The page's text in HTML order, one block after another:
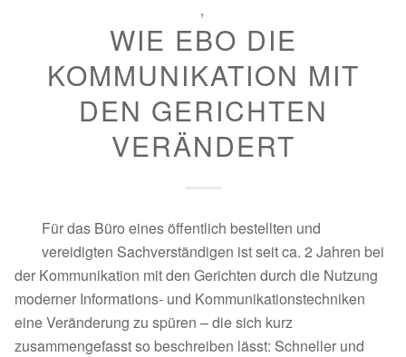
,
WIE EBO DIE
KOMMUNIKATION MIT
DEN GERICHTEN
VERÄNDERT
Für das Büro eines öffentlich bestellten und
vereidigten Sachverständigen ist seit ca. 2 Jahren bei
der Kommunikation mit den Gerichten durch die Nutzung
moderner Informations- und Kommunikationstechniken
eine Veränderung zu spüren – die sich kurz
zusammengefasst so beschreiben lässt: Schneller und